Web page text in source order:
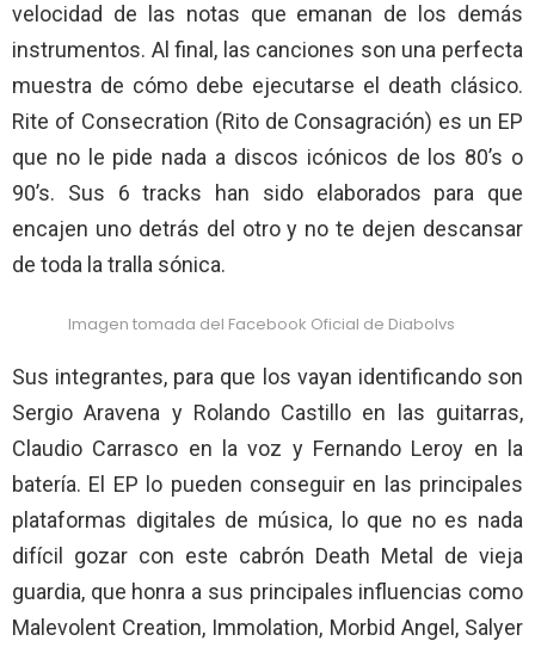
velocidad de las notas que emanan de los demás
instrumentos. Al final, las canciones son una perfecta
muestra de cómo debe ejecutarse el death clásico.
Rite of Consecration (Rito de Consagración) es un EP
que no le pide nada a discos icónicos de los 80’s o
90’s. Sus 6 tracks han sido elaborados para que
encajen uno detrás del otro y no te dejen descansar
de toda la tralla sónica.
Imagen tomada del Facebook Oficial de Diabolvs
Sus integrantes, para que los vayan identificando son
Sergio Aravena y Rolando Castillo en las guitarras,
Claudio Carrasco en la voz y Fernando Leroy en la
batería. El EP lo pueden conseguir en las principales
plataformas digitales de música, lo que no es nada
difícil gozar con este cabrón Death Metal de vieja
guardia, que honra a sus principales influencias como
Malevolent Creation, Immolation, Morbid Angel, Salyer